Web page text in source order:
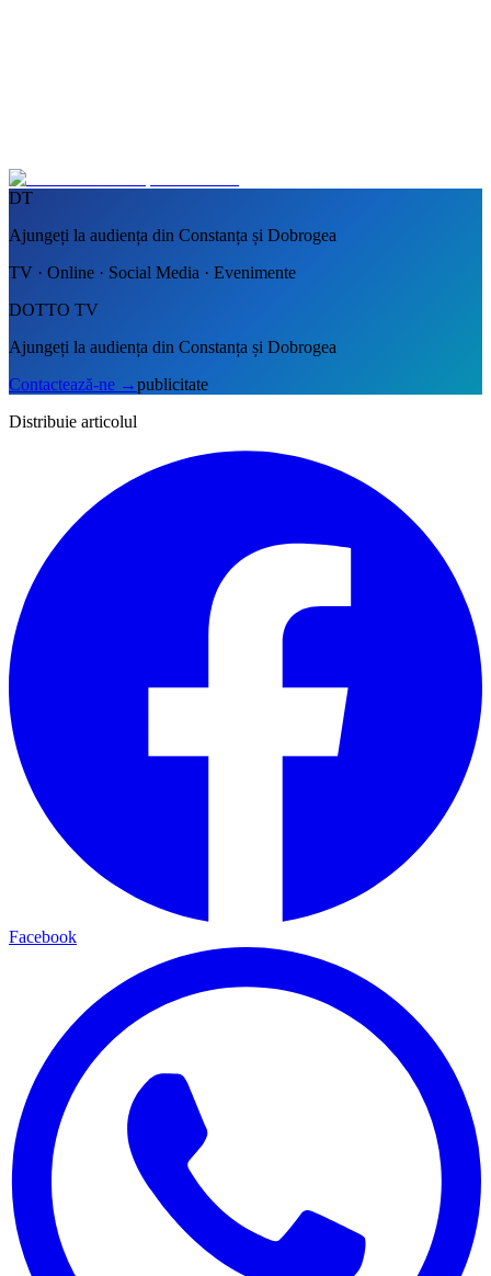
DT
Ajungeți la audiența din Constanța și Dobrogea
TV · Online · Social Media · Evenimente
DOTTO TV
Ajungeți la audiența din Constanța și Dobrogea
Contactează-ne →publicitate
Distribuie articolul
Facebook